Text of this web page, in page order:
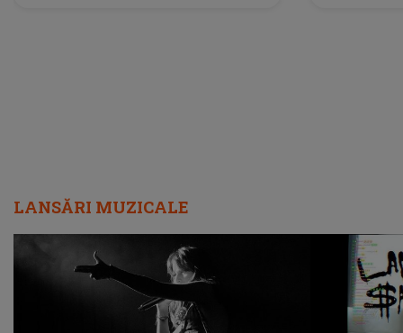
LANSĂRI MUZICALE